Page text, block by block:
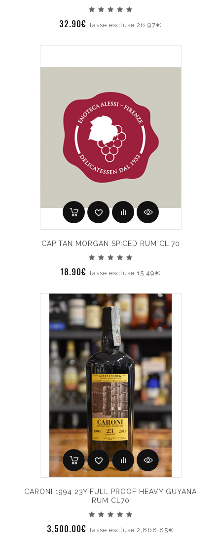
32.90€Tasse escluse:26.97€
CAPITAN MORGAN SPICED RUM CL.70
18.90€Tasse escluse:15.49€
CARONI 1994 23Y FULL PROOF HEAVY GUYANA
RUM CL70
3,500.00€Tasse escluse:2,868.85€